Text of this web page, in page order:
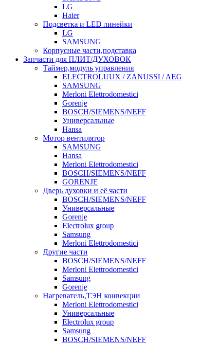
LG
Haier
Подсветка и LED линейки
LG
SAMSUNG
Корпусные части,подставка
Запчасти для ПЛИТ/ДУХОВОК
Таймер,модуль управления
ELECTROLUUX / ZANUSSI / AEG
SAMSUNG
Merloni Elettrodomestici
Gorenje
BOSCH/SIEMENS/NEFF
Универсальные
Hansa
Мотор вентилятор
SAMSUNG
Hansa
Merloni Elettrodomestici
BOSCH/SIEMENS/NEFF
GORENJE
Дверь духовки и её части
BOSCH/SIEMENS/NEFF
Универсальные
Gorenje
Electrolux group
Samsung
Merloni Elettrodomestici
Другие части
BOSCH/SIEMENS/NEFF
Merloni Elettrodomestici
Samsung
Gorenje
Нагреватель,ТЭН конвекции
Merloni Elettrodomestici
Универсальные
Electrolux group
Samsung
BOSCH/SIEMENS/NEFF